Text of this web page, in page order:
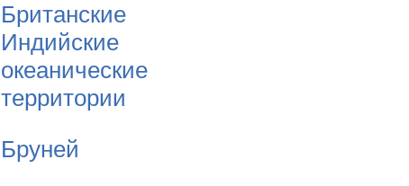
Британские
Индийские
океанические
территории
Бруней